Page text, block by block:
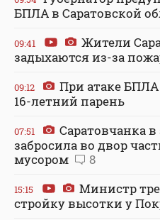
БПЛА в Саратовской
09:41
Жители
задыхаются из-за
09:12
При атаке БПЛА
16-летний парень
07:51
Саратовчанка в
забросила во двор
мусором
8
15:15
Министр
стройку высотки у